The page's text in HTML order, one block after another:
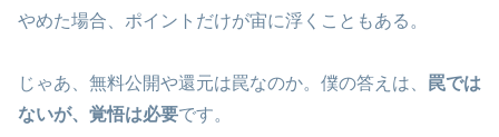
やめた場合、ポイントだけが宙に浮くこともある。
じゃあ、無料公開や還元は罠なのか。僕の答えは、 罠では
ないが、覚悟は必要です。